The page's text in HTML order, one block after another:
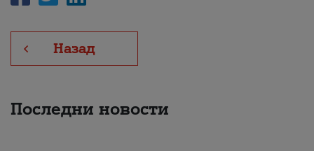
Назад
Последни новости